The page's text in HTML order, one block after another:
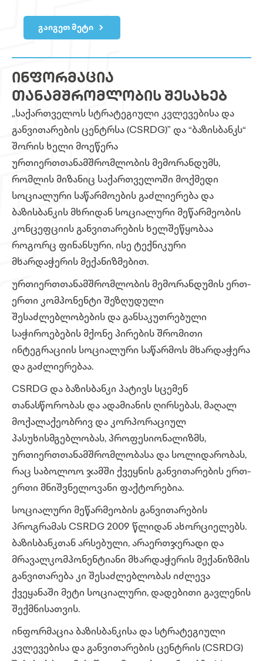
გაიგეთ მეტი
ᲘᲜᲤᲝᲠᲛᲐᲪᲘᲐ
ᲗᲐᲜᲐᲛᲨᲠᲝᲛᲚᲝᲑᲘᲡ ᲨᲔᲡᲐᲮᲔᲑ
„საქართველოს სტრატეგიული კვლევებისა და
განვითარების ცენტრსა (CSRDG)” და “ბაზისბანკს“
შორის ხელი მოეწერა
ურთიერთთანამშრომლობის მემორანდუმს,
რომლის მიზანიც საქართველოში მოქმედი
სოციალური საწარმოების გაძლიერება და
ბაზისბანკის მხრიდან სოციალური მეწარმეობის
კონცეფციის განვითარების ხელშეწყობაა
როგორც ფინანსური, ისე ტექნიკური
მხარდაჭერის მექანიზმებით.
ურთიერთთანამშრომლობის მემორანდუმის ერთ-
ერთი კომპონენტი შეზღუდული
შესაძლებლობების და განსაკუთრებული
საჭიროებების მქონე პირების შრომითი
ინტეგრაციის სოციალური საწარმოს მხარდაჭერა
და გაძლიერებაა.
CSRDG და ბაზისბანკი პატივს სცემენ
თანასწორობას და ადამიანის ღირსებას, მაღალ
მოქალაქეობრივ და კორპორაციულ
პასუხისმგებლობას, პროფესიონალიზმს,
ურთიერთთანამშრომლობასა და სოლიდარობას,
რაც საბოლოო ჯამში ქვეყნის განვითარების ერთ-
ერთი მნიშვნელოვანი ფაქტორებია.
სოციალური მეწარმეობის განვითარების
პროგრამას CSRDG 2009 წლიდან ახორციელებს.
ბაზისბანკთან არსებული, არაერთჯერადი და
მრავალკომპონენტიანი მხარდაჭერის მექანიზმის
განვითარება კი შესაძლებლობას იძლევა
ქვეყანაში მეტი სოციალური, დადებითი გავლენის
შექმნისათვის.
ინფორმაცია ბაზისბანკისა და სტრატეგიული
კვლევებისა და განვითარების ცენტრის (CSRDG)